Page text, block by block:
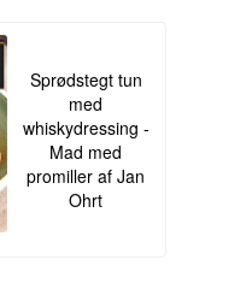
Sprødstegt tun
med
whiskydressing -
Mad med
promiller af Jan
Ohrt